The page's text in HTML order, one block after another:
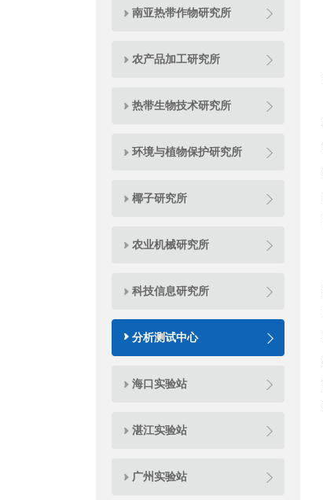
南亚热带作物研究所
农产品加工研究所
热带生物技术研究所
环境与植物保护研究所
椰子研究所
农业机械研究所
科技信息研究所
分析测试中心
海口实验站
湛江实验站
广州实验站